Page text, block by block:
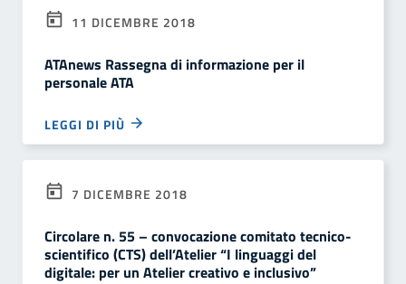
11 DICEMBRE 2018
ATAnews Rassegna di informazione per il
personale ATA
LEGGI DI PIÙ
7 DICEMBRE 2018
Circolare n. 55 – convocazione comitato tecnico-
scientifico (CTS) dell’Atelier “I linguaggi del
digitale: per un Atelier creativo e inclusivo”